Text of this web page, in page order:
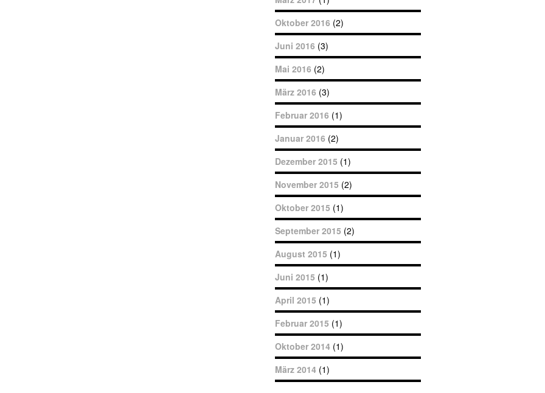
Oktober 2016 (2)
Juni 2016 (3)
Mai 2016 (2)
März 2016 (3)
Februar 2016 (1)
Januar 2016 (2)
Dezember 2015 (1)
November 2015 (2)
Oktober 2015 (1)
September 2015 (2)
August 2015 (1)
Juni 2015 (1)
April 2015 (1)
Februar 2015 (1)
Oktober 2014 (1)
März 2014 (1)